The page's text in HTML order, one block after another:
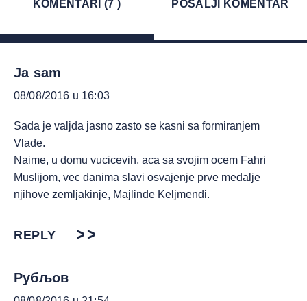
KOMENTARI (7 ) POŠALJI KOMENTAR
Ja sam
08/08/2016 u 16:03
Sada je valjda jasno zasto se kasni sa formiranjem
Vlade.
Naime, u domu vucicevih, aca sa svojim ocem Fahri
Muslijom, vec danima slavi osvajenje prve medalje
njihove zemljakinje, Majlinde Keljmendi.
REPLY
Рубљов